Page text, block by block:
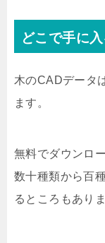
どこで手に入
木のCADデータ
ます。
無料でダウンロ
数十種類から百
るところもありま